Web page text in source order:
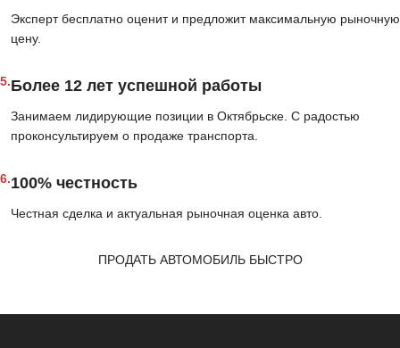
Эксперт бесплатно оценит и предложит максимальную рыночную
цену.
5.Более 12 лет успешной работы
Занимаем лидирующие позиции в Октябрьске. С радостью
проконсультируем о продаже транспорта.
6.100% честность
Честная сделка и актуальная рыночная оценка авто.
ПРОДАТЬ АВТОМОБИЛЬ БЫСТРО